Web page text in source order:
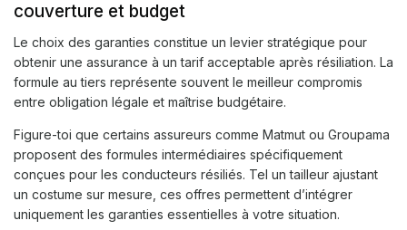
couverture et budget
Le choix des garanties constitue un levier stratégique pour
obtenir une assurance à un tarif acceptable après résiliation. La
formule au tiers représente souvent le meilleur compromis
entre obligation légale et maîtrise budgétaire.
Figure-toi que certains assureurs comme Matmut ou Groupama
proposent des formules intermédiaires spécifiquement
conçues pour les conducteurs résiliés. Tel un tailleur ajustant
un costume sur mesure, ces offres permettent d’intégrer
uniquement les garanties essentielles à votre situation.